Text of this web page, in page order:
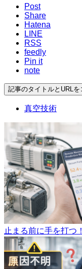
Post
Share
Hatena
LINE
RSS
feedly
Pin it
note
記事のタイトルとURLを
真空技術
止まる前に手を打つ